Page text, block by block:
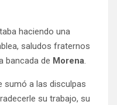
haciendo una
saludos fraternos
bancada de Morena.
sumó a las disculpas
su trabajo, su